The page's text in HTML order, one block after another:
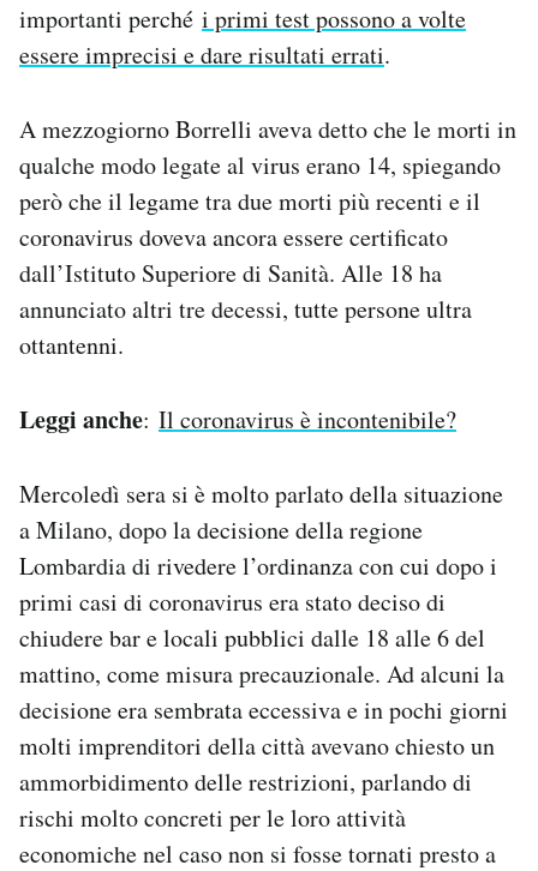
importanti perché i primi test possono a volte
essere imprecisi e dare risultati errati.
A mezzogiorno Borrelli aveva detto che le morti in
qualche modo legate al virus erano 14, spiegando
però che il legame tra due morti più recenti e il
coronavirus doveva ancora essere certificato
dall’Istituto Superiore di Sanità. Alle 18 ha
annunciato altri tre decessi, tutte persone ultra
ottantenni.
Leggi anche: Il coronavirus è incontenibile?
Mercoledì sera si è molto parlato della situazione
a Milano, dopo la decisione della regione
Lombardia di rivedere l’ordinanza con cui dopo i
primi casi di coronavirus era stato deciso di
chiudere bar e locali pubblici dalle 18 alle 6 del
mattino, come misura precauzionale. Ad alcuni la
decisione era sembrata eccessiva e in pochi giorni
molti imprenditori della città avevano chiesto un
ammorbidimento delle restrizioni, parlando di
rischi molto concreti per le loro attività
economiche nel caso non si fosse tornati presto a